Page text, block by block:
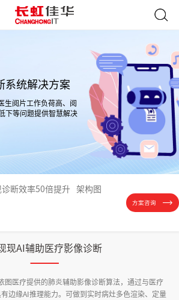
系统解决方案
生阅片工作负荷高、阅
下等问题提供智慧解决
断效率50倍提升 架构图
方案咨询
现AI辅助医疗影像诊断
图医疗提供的肺炎辅助影像诊断算法，通过与医疗
边缘AI推理能力。可做到实时病灶多色渲染、定量